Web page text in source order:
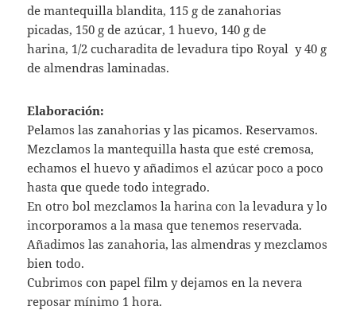
de mantequilla blandita, 115 g de zanahorias
picadas, 150 g de azúcar, 1 huevo, 140 g de
harina, 1/2 cucharadita de levadura tipo Royal y 40 g
de almendras laminadas.
Elaboración:
Pelamos las zanahorias y las picamos. Reservamos.
Mezclamos la mantequilla hasta que esté cremosa,
echamos el huevo y añadimos el azúcar poco a poco
hasta que quede todo integrado.
En otro bol mezclamos la harina con la levadura y lo
incorporamos a la masa que tenemos reservada.
Añadimos las zanahoria, las almendras y mezclamos
bien todo.
Cubrimos con papel film y dejamos en la nevera
reposar mínimo 1 hora.